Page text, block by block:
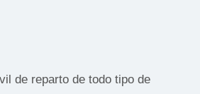
de reparto de todo tipo de